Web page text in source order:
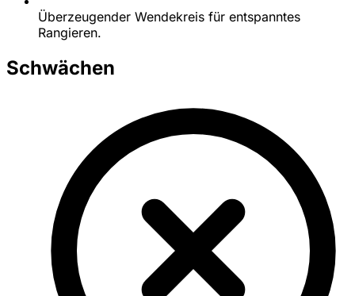
Überzeugender Wendekreis für entspanntes
Rangieren.
Schwächen